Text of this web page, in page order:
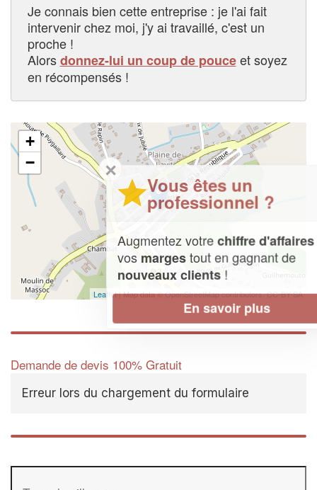
Je connais bien cette entreprise : je l'ai fait
intervenir chez moi, j'y ai travaillé, c'est un
proche !
Alorsdonnez-lui un coup de pouceet soyez
en récompensés !
+
−
Leaflet| Map data ©OpenStreetMap contributors,CC-BY-SA
Demande de devis 100% Gratuit
Erreur lors du chargement du formulaire
✕
Vous êtes un
professionnel ?
Augmentez votrechiffre d'affaireset
vos
margestout en gagnant de
nouveaux clients!
En savoir plus